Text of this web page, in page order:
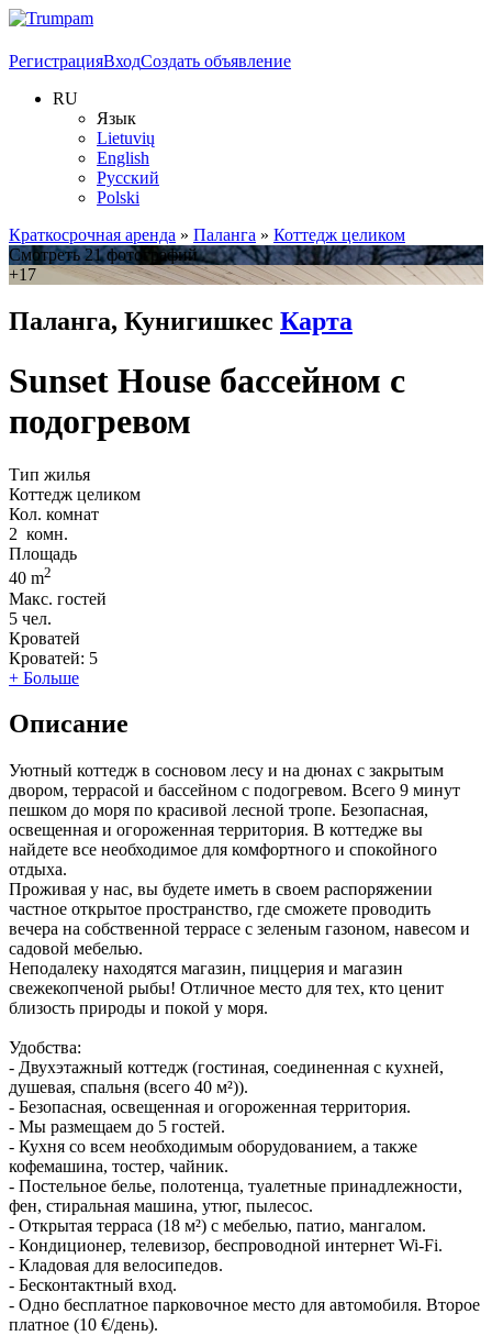
РегистрацияВходСоздать объявление
RU
Язык
Lietuvių
English
Русский
Polski
Краткосрочная аренда » Паланга » Коттедж целиком
Смотреть 21 фотографий
+17
Паланга, Кунигишкес Карта
Sunset House бассейном с
подогревом
Тип жилья
Коттедж целиком
Кол. комнат
2 комн.
Площадь
40 m2
Макс. гостей
5 чел.
Кроватей
Кроватей: 5
+ Больше
Описание
Уютный коттедж в сосновом лесу и на дюнах с закрытым
двором, террасой и бассейном с подогревом. Всего 9 минут
пешком до моря по красивой лесной тропе. Безопасная,
освещенная и огороженная территория. В коттедже вы
найдете все необходимое для комфортного и спокойного
отдыха.
Проживая у нас, вы будете иметь в своем распоряжении
частное открытое пространство, где сможете проводить
вечера на собственной террасе с зеленым газоном, навесом и
садовой мебелью.
Неподалеку находятся магазин, пиццерия и магазин
свежекопченой рыбы! Отличное место для тех, кто ценит
близость природы и покой у моря.
Удобства:
- Двухэтажный коттедж (гостиная, соединенная с кухней,
душевая, спальня (всего 40 м²)).
- Безопасная, освещенная и огороженная территория.
- Мы размещаем до 5 гостей.
- Кухня со всем необходимым оборудованием, а также
кофемашина, тостер, чайник.
- Постельное белье, полотенца, туалетные принадлежности,
фен, стиральная машина, утюг, пылесос.
- Открытая терраса (18 м²) с мебелью, патио, мангалом.
- Кондиционер, телевизор, беспроводной интернет Wi-Fi.
- Кладовая для велосипедов.
- Бесконтактный вход.
- Одно бесплатное парковочное место для автомобиля. Второе
платное (10 €/день).